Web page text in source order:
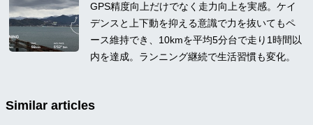
GPS精度向上だけでなく走力向上を実感。ケイ
デンスと上下動を抑える意識で力を抜いてもペ
ース維持でき、10kmを平均5分台で走り1時間以
内を達成。ランニング継続で生活習慣も変化。
Similar articles